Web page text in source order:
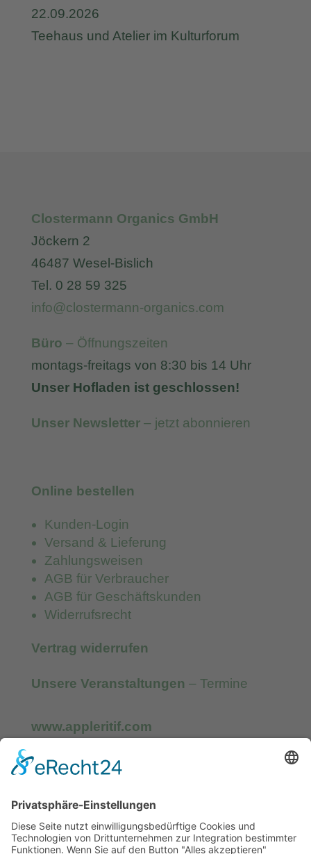
22.09.2026
Teehaus und Atelier im Kulturforum
Clostermann Organics GmbH
Jöckern 2
46487 Wesel-Bislich
Tel. 0 28 59 325
info@clostermann-organics.com
Büro – Öffnungszeiten
montags-freitags von 8:30 bis 14 Uhr
Unser Hofladen ist geschlossen!
Unser Newsletter– jetzt abonnieren
Online bestellen
Kunden-Login
Versand & Lieferung
Zahlungsweisen
AGB für Verbraucher
AGB für Geschäftskunden
Widerrufsrecht
Vertrag widerrufen
Unsere Veranstaltungen – Termine
www.appleritif.com